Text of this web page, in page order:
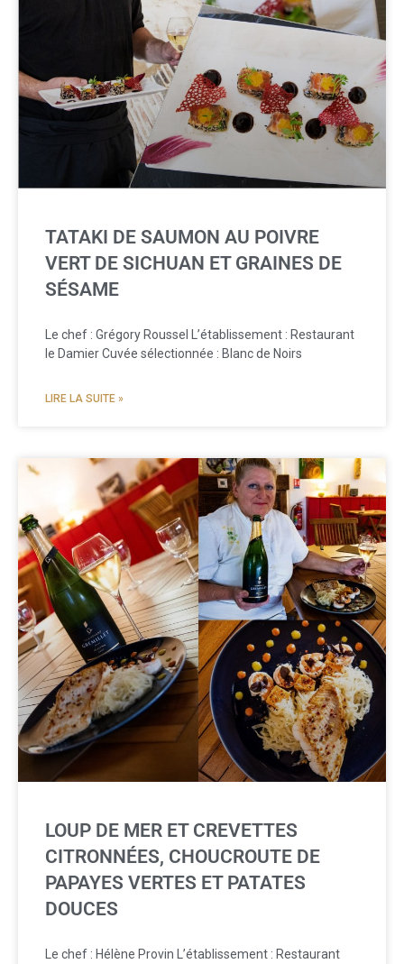
TATAKI DE SAUMON AU POIVRE
VERT DE SICHUAN ET GRAINES DE
SÉSAME
Le chef : Grégory Roussel L’établissement : Restaurant
le Damier Cuvée sélectionnée : Blanc de Noirs
LIRE LA SUITE »
LOUP DE MER ET CREVETTES
CITRONNÉES, CHOUCROUTE DE
PAPAYES VERTES ET PATATES
DOUCES
Le chef : Hélène Provin L’établissement : Restaurant